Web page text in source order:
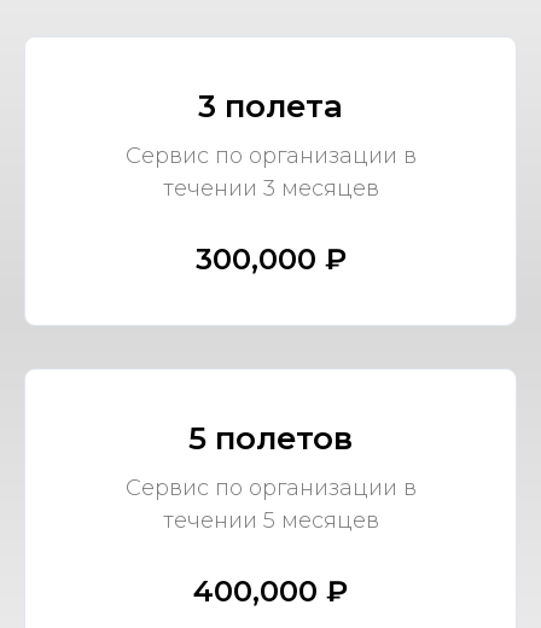
3 полета
Сервис по организации в
течении 3 месяцев
300,000 ₽
5 полетов
Сервис по организации в
течении 5 месяцев
400,000 ₽